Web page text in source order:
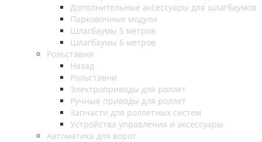
Дополнительные аксессуары для шлагбаумов
Парковочные модули
Шлагбаумы 5 метров
Шлагбаумы 6 метров
Рольставни
Назад
Рольставни
Электроприводы для роллет
Ручные приводы для роллет
Запчасти для роллетных систем
Устройства управления и аксессуары
Автоматика для ворот